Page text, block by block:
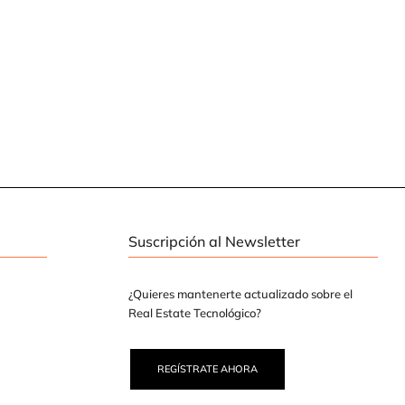
Suscripción al Newsletter
¿Quieres mantenerte actualizado sobre el
Real Estate Tecnológico?
REGÍSTRATE AHORA